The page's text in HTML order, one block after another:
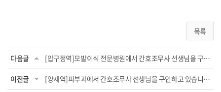
목록
다음글 [압구정역]모발이식 전문병원에서 간호조무사 선생님을 구인하고 있습니다.
이전글 [양재역]피부과에서 간호조무사 선생님을 구인하고 있습니다.